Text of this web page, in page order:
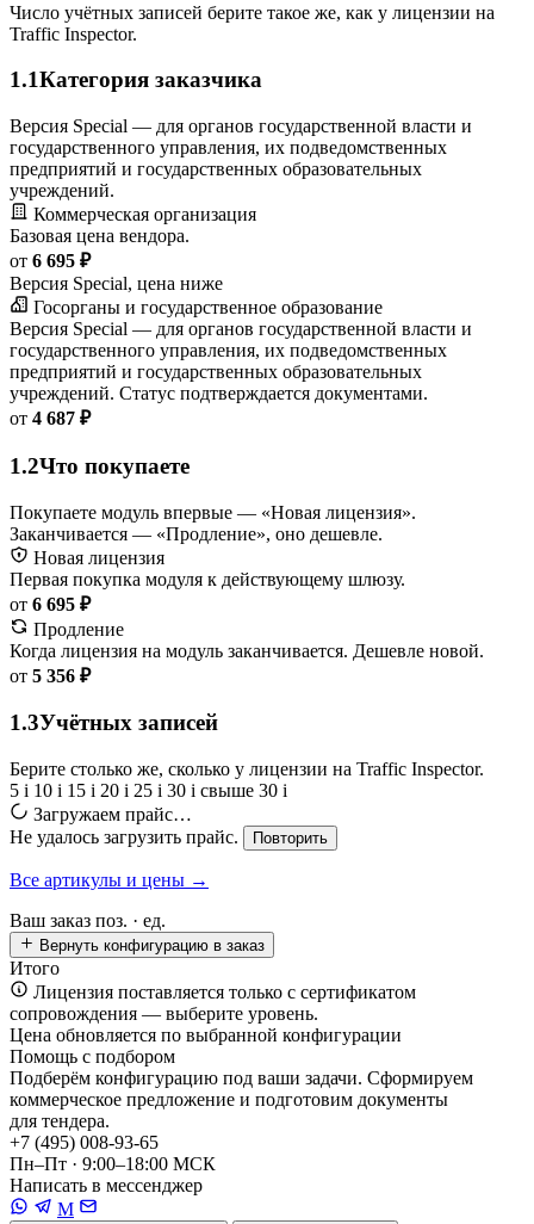
Число учётных записей берите такое же, как у лицензии на
Traffic Inspector.
1.1Категория заказчика
Версия Special — для органов государственной власти и
государственного управления, их подведомственных
предприятий и государственных образовательных
учреждений.
Коммерческая организация
Базовая цена вендора.
от 6 695 ₽
Версия Special, цена ниже
Госорганы и государственное образование
Версия Special — для органов государственной власти и
государственного управления, их подведомственных
предприятий и государственных образовательных
учреждений. Статус подтверждается документами.
от 4 687 ₽
1.2Что покупаете
Покупаете модуль впервые — «Новая лицензия».
Заканчивается — «Продление», оно дешевле.
Новая лицензия
Первая покупка модуля к действующему шлюзу.
от 6 695 ₽
Продление
Когда лицензия на модуль заканчивается. Дешевле новой.
от 5 356 ₽
1.3Учётных записей
Берите столько же, сколько у лицензии на Traffic Inspector.
5 i 10 i 15 i 20 i 25 i 30 i свыше 30 i
Загружаем прайс…
Не удалось загрузить прайс.
Повторить
Все артикулы и цены →
Ваш заказ поз. · ед.
Вернуть конфигурацию в заказ
Итого
Лицензия поставляется только с сертификатом
сопровождения — выберите уровень.
Цена обновляется по выбранной конфигурации
Помощь с подбором
Подберём конфигурацию под ваши задачи. Сформируем
коммерческое предложение и подготовим документы
для тендера.
+7 (495) 008-93-65
Пн–Пт · 9:00–18:00 МСК
Написать в мессенджер
M